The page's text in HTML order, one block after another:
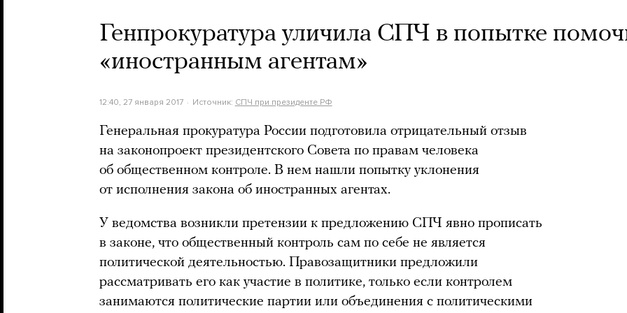
Генпрокуратура уличила СПЧ в попытке
«иностранным агентам»
12:40, 27 января 2017 Источник: СПЧ при президенте РФ
Генеральная прокуратура России подготовила отрицательный отзыв
на законопроект президентского Совета по правам человека
об общественном контроле. В нем нашли попытку уклонения
от исполнения закона об иностранных агентах.
У ведомства возникли претензии к предложению СПЧ явно прописать
в законе, что общественный контроль сам по себе не является
политической деятельностью. Правозащитники предложили
рассматривать его как участие в политике, только если контролем
занимаются политические партии или объединения с политическими